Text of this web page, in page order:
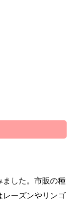
した。市販の種
レーズンやリンゴ